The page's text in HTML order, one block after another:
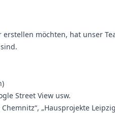
erstellen möchten, hat unser
Street View usw.
„Hausprojekte